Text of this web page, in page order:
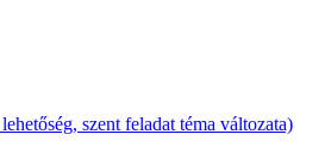
szent feladat téma változata)